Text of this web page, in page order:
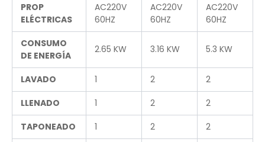
PROP
ELÉCTRICAS
AC220V
60HZ
AC220V
60HZ
AC220V
60HZ
CONSUMO
DE ENERGÍA
2.65 KW 3.16 KW 5.3 KW
LAVADO 1 2
2
LLENADO
1 2
2
TAPONEADO
1 2 2